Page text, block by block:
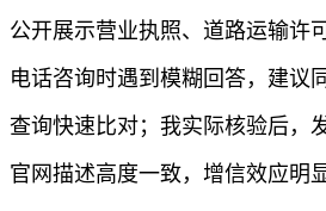
公开展示营业执照、道路运输许
电话咨询时遇到模糊回答，建议
查询快速比对；我实际核验后，
官网描述高度一致，增信效应明显